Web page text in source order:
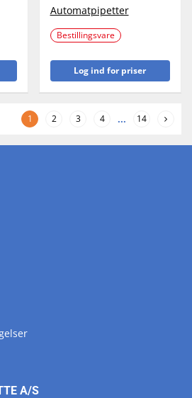
Automatpipetter
Bestillingsvare
Log ind for priser
1 2 3 4 ... 14
A/S